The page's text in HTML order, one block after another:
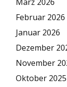
Februar 2026
Januar 2026
Dezember
November
Oktober 2025